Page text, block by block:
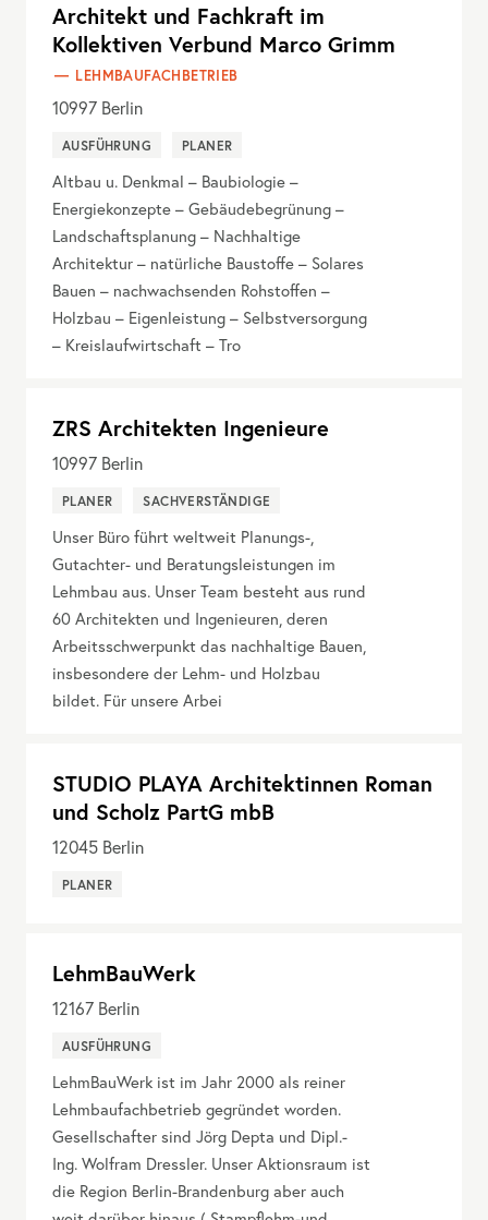
Architekt und Fachkraft im
Kollektiven Verbund Marco Grimm
LEHMBAUFACHBETRIEB
10997 Berlin
AUSFÜHRUNG PLANER
Altbau u. Denkmal – Baubiologie –
Energiekonzepte – Gebäudebegrünung –
Landschaftsplanung – Nachhaltige
Architektur – natürliche Baustoffe – Solares
Bauen – nachwachsenden Rohstoffen –
Holzbau – Eigenleistung – Selbstversorgung
– Kreislaufwirtschaft – Tro
ZRS Architekten Ingenieure
10997 Berlin
PLANER SACHVERSTÄNDIGE
Unser Büro führt weltweit Planungs-,
Gutachter- und Beratungsleistungen im
Lehmbau aus. Unser Team besteht aus rund
60 Architekten und Ingenieuren, deren
Arbeitsschwerpunkt das nachhaltige Bauen,
insbesondere der Lehm- und Holzbau
bildet. Für unsere Arbei
STUDIO PLAYA Architektinnen Roman
und Scholz PartG mbB
12045 Berlin
PLANER
LehmBauWerk
12167 Berlin
AUSFÜHRUNG
LehmBauWerk ist im Jahr 2000 als reiner
Lehmbaufachbetrieb gegründet worden.
Gesellschafter sind Jörg Depta und Dipl.-
Ing. Wolfram Dressler. Unser Aktionsraum ist
die Region Berlin-Brandenburg aber auch